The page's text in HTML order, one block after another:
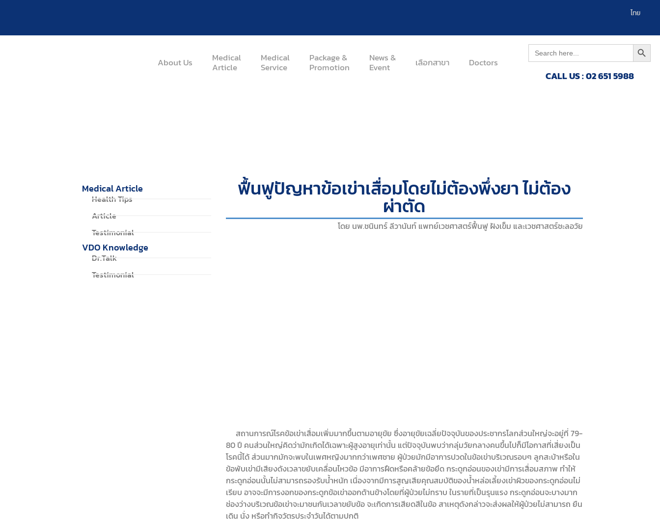
ไทยالعربية
About Us Medical
Article
Medical
Service
Package &
Promotion
News &
Event เลือกสาขา Doctors
Search
for:
CALL US : 02 651 5988
Medical Article
Health Tips
Article
Testimonial
VDO Knowledge
Dr.Talk
Testimonial
ฟื้นฟูปัญหาข้อเข่าเสื่อมโดยไม่ต้องพึ่งยา ไม่ต้อง
ผ่าตัด
โดย นพ.ชนินทร์ ลีวานันท์ แพทย์เวชศาสตร์ฟื้นฟู ฝังเข็ม และเวชศาสตร์ชะลอวัย
สถานการณ์โรคข้อเข่าเสื่อมเพิ่มมากขึ้นตามอายุขัย ซึ่งอายุขัยเฉลี่ยปัจจุบันของประชากรโลกส่วนใหญ่จะอยู่ที่ 79-
80 ปี คนส่วนใหญ่คิดว่ามักเกิดได้เฉพาะผู้สูงอายุเท่านั้น แต่ปัจจุบันพบว่ากลุ่มวัยกลางคนขึ้นไปก็มีโอกาสที่เสี่ยงเป็น
โรคนี้ได้ ส่วนมากมักจะพบในเพศหญิงมากกว่าเพศชาย ผู้ป่วยมักมีอาการปวดในข้อเข่าบริเวณรอบๆ ลูกสะบ้าหรือใน
ข้อพับเข่ามีเสียงดังเวลาขยับเคลื่อนไหวข้อ มีอาการฝืดหรือคล้ายข้อยึด กระดูกอ่อนของเข่ามีการเสื่อมสภาพ ทำให้
กระดูกอ่อนนั้นไม่สามารถรองรับน้ำหนัก เนื่องจากมีการสูญเสียคุณสมบัติของน้ำหล่อเลี้ยงเข่าผิวของกระดูกอ่อนไม่
เรียบ อาจจะมีการงอกของกระดูกข้อเข่าออกด้านข้างโดยที่ผู้ป่วยไม่ทราบ ในรายที่เป็นรุนแรง กระดูกอ่อนจะบางมาก
ช่องว่างบริเวณข้อเข่าจะมาชนกันเวลาขยับข้อ จะเกิดการเสียดสีในข้อ สาเหตุดังกล่าวจะส่งผลให้ผู้ป่วยไม่สามารถ ยืน
เดิน นั่ง หรือทำกิจวัตรประจำวันได้ตามปกติ